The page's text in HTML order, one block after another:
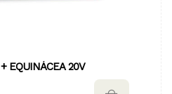
EQUINÁCEA 20V